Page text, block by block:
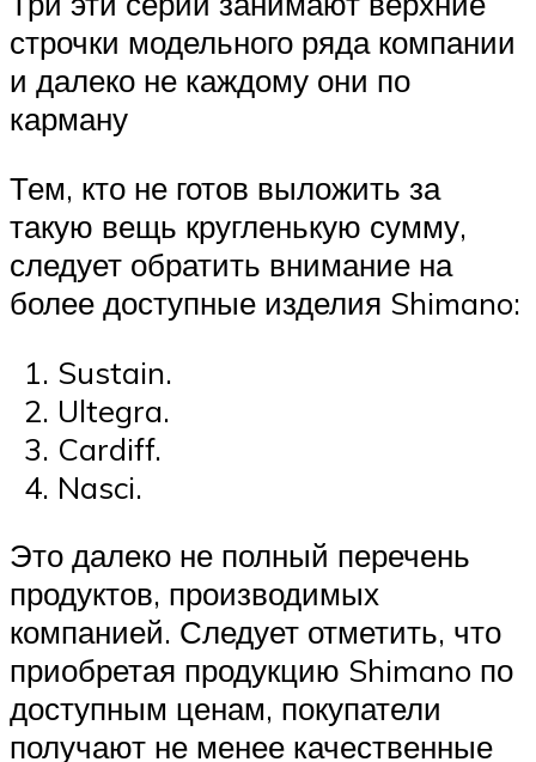
строчки модельного ряда компании
и далеко не каждому они по
карману
Тем, кто не готов выложить за
такую вещь кругленькую сумму,
следует обратить внимание на
более доступные изделия Shimano:
Sustain.
Ultegra.
Cardiff.
Nasci.
Это далеко не полный перечень
продуктов, производимых
компанией. Следует отметить, что
приобретая продукцию Shimano по
доступным ценам, покупатели
получают не менее качественные